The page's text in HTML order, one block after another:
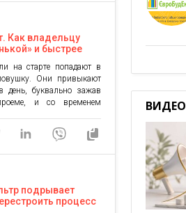
Однако большинство
их […]
Как владельцу
и быстрее
на старте попадают в
Они привыкают
день, буквально зажав
и со временем
если вы найдёте в себе
вы уже не сможете
подрывает
процесс
ВИДЕО